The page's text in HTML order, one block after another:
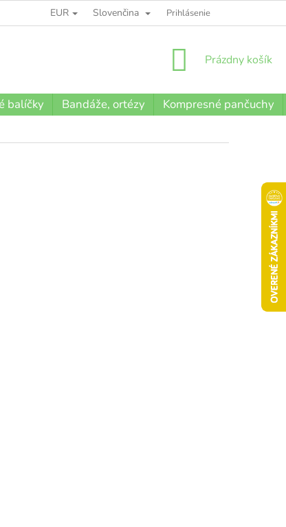
EUR Slovenčina Prihlásenie
NÁKUPNÝ
Prázdny košík
balíčky Bandáže, ortézy Kompresné pančuchy